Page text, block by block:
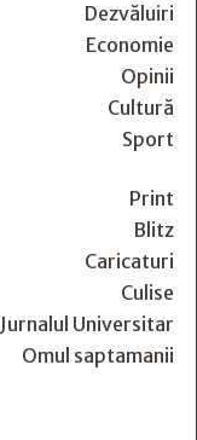
Dezvăluiri
Economie
Opinii
Cultură
Sport
Print
Blitz
Caricaturi
Culise
Jurnalul Universitar
Omul saptamanii